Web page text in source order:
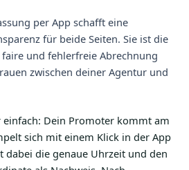
per App schafft eine
für beide Seiten. Sie ist die
und fehlerfreie Abrechnung
zwischen deiner Agentur und
Dein Promoter kommt am
sich mit einem Klick in der App
dabei die genaue Uhrzeit und den